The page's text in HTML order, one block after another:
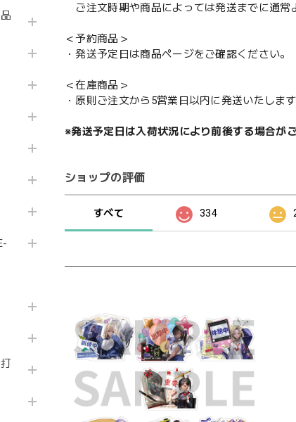
ご注文時期や商品によっては発送までに通常
＜予約商品＞
・発送予定日は商品ページをご確認ください。
＜在庫商品＞
・原則ご注文から5営業日以内に発送いたします
※発送予定日は入荷状況により前後する場合が
ショップの評価
すべて 334